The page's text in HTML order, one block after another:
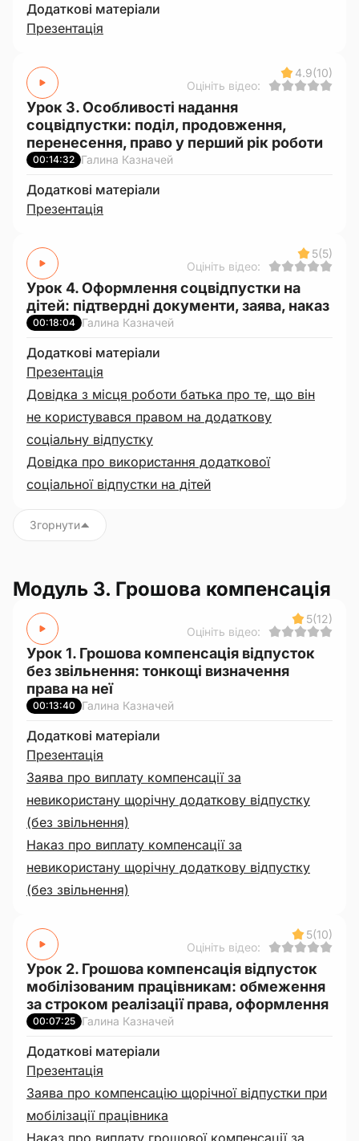
Додаткові матеріали
Презентація
4.9(10)
Оцініть відео:
Урок 3. Особливості надання
соцвідпустки: поділ, продовження,
перенесення, право у перший рік роботи
00:14:32 Галина Казначей
Додаткові матеріали
Презентація
5(5)
Оцініть відео:
Урок 4. Оформлення соцвідпустки на
дітей: підтвердні документи, заява, наказ
00:18:04 Галина Казначей
Додаткові матеріали
Презентація
Довідка з місця роботи батька про те, що він
не користувався правом на додаткову
соціальну відпустку
Довідка про використання додаткової
соціальної відпустки на дітей
Згорнути
Модуль 3. Грошова компенсація
5(12)
Оцініть відео:
Урок 1. Грошова компенсація відпусток
без звільнення: тонкощі визначення
права на неї
00:13:40 Галина Казначей
Додаткові матеріали
Презентація
Заява про виплату компенсації за
невикористану щорічну додаткову відпустку
(без звільнення)
Наказ про виплату компенсації за
невикористану щорічну додаткову відпустку
(без звільнення)
5(10)
Оцініть відео:
Урок 2. Грошова компенсація відпусток
мобілізованим працівникам: обмеження
за строком реалізації права, оформлення
00:07:25 Галина Казначей
Додаткові матеріали
Презентація
Заява про компенсацію щорічної відпустки при
мобілізації працівника